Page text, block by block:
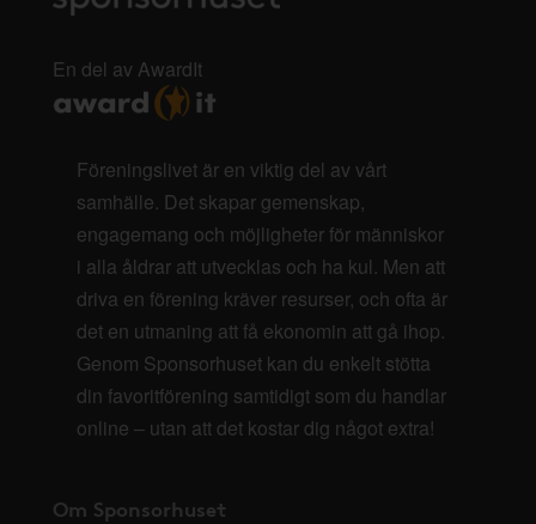
En del av AwardIt
Föreningslivet är en viktig del av vårt
samhälle. Det skapar gemenskap,
engagemang och möjligheter för människor
i alla åldrar att utvecklas och ha kul. Men att
driva en förening kräver resurser, och ofta är
det en utmaning att få ekonomin att gå ihop.
Genom Sponsorhuset kan du enkelt stötta
din favoritförening samtidigt som du handlar
online – utan att det kostar dig något extra!
Om Sponsorhuset